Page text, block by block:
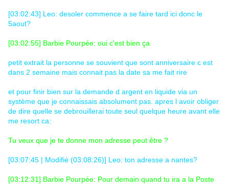
[03:02:43] Leo: desoler commence a se faire tard ici donc le
5aout?
[03:02:55] Barbie Pourpée: oui c'est bien ça
petit extrait la personne se souvient que sont anniversaire c est
dans 2 semaine mais connait pas la date sa me fait rire
et pour finir bien sur la demande d argent en liquide via un
système que je connaissais absolument pas. apres l avoir obliger
de dire quelle se debrouillerai toute seul quelque heure avant elle
me resort ca:
Tu veux que je te donne mon adresse peut être ?
[03:07:45 | Modifié (03:08:26)] Leo: ton adresse a nantes?
[03:12:31] Barbie Pourpée: Pour demain quand tu ira a la Poste